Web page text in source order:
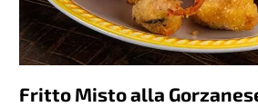
Fritto Misto alla